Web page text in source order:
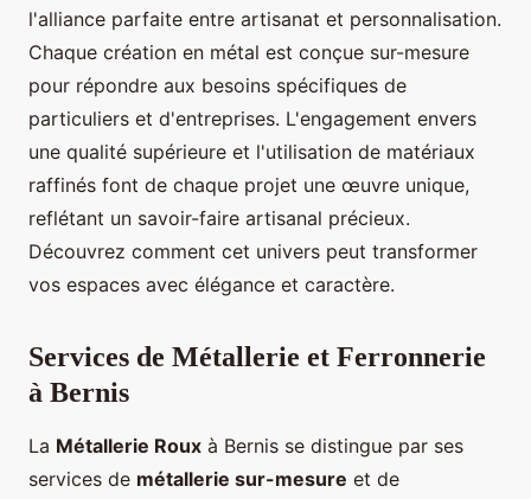
l'alliance parfaite entre artisanat et personnalisation.
Chaque création en métal est conçue sur-mesure
pour répondre aux besoins spécifiques de
particuliers et d'entreprises. L'engagement envers
une qualité supérieure et l'utilisation de matériaux
raffinés font de chaque projet une œuvre unique,
reflétant un savoir-faire artisanal précieux.
Découvrez comment cet univers peut transformer
vos espaces avec élégance et caractère.
Services de Métallerie et Ferronnerie
à Bernis
La Métallerie Roux à Bernis se distingue par ses
services de métallerie sur-mesure et de